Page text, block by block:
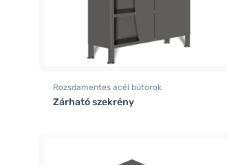
Rozsdamentes acél bútorok
Zárható szekrény